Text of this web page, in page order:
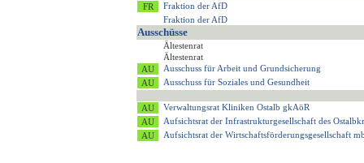
Fraktion der AfD
Fraktion der AfD
Ausschüsse
Ältestenrat
Ältestenrat
Ausschuss für Arbeit und Grundsicherung
Ausschuss für Soziales und Gesundheit
Verwaltungsrat Kliniken Ostalb gkAöR
Aufsichtsrat der Infrastrukturgesellschaft des
Aufsichtsrat der Wirtschaftsförderungsgesellschaft